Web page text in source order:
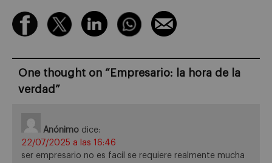
One thought on “ Empresario: la hora de la
verdad ”
Anónimo dice:
22/07/2025 a las 16:46
ser empresario no es facil se requiere realmente mucha